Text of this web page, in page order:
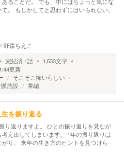
。 もしかしてと思わずにはいられない。
野森ちえこ
完結済 1話 1,533文字
更新
そこそこ怖いらしい
施設 掌編
を振り返る
り返りますよ。 ひとの振り返りを見なが
え出してしまいます。 1年の振り返りは
り、 来年の生き方のヒントを見つけら